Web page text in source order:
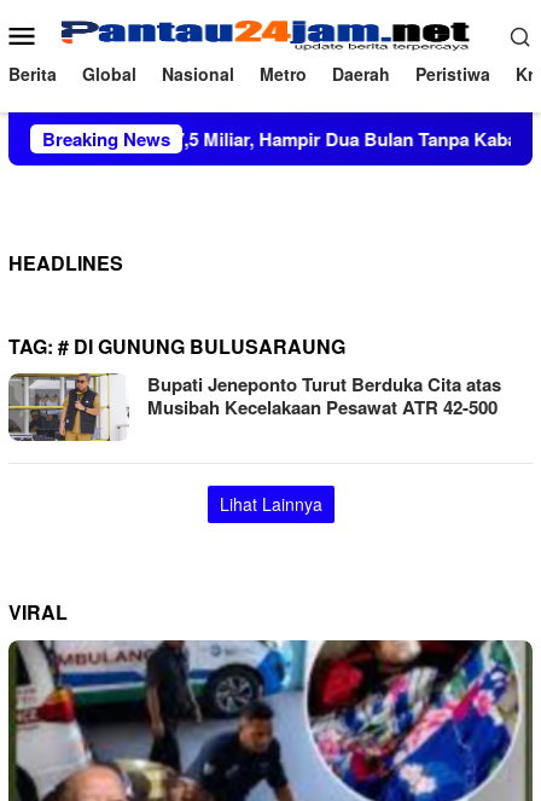
ke
konten
Menu
Mobile
Berita Global Nasional Metro Daerah Peristiwa
Breaking News
Proyek Rp27,5 Miliar, Hampir Dua Bulan Tanpa Kabar di
HEADLINES
TAG: # DI GUNUNG BULUSARAUNG
Bupati Jeneponto Turut Berduka Cita atas
Musibah Kecelakaan Pesawat ATR 42-500
Lihat Lainnya
VIRAL